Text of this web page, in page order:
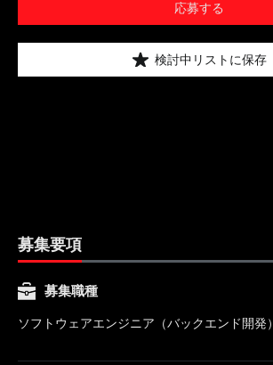
応募する
検討中リストに保存
募集要項
募集職種
ソフトウェアエンジニア（バックエンド開発）